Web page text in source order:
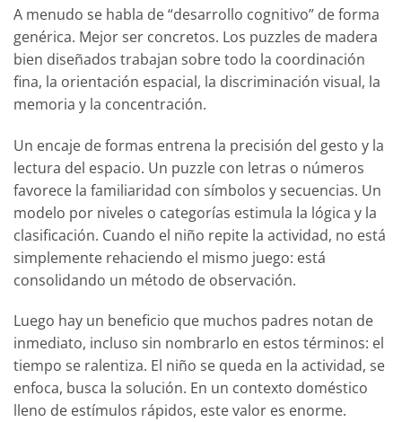
A menudo se habla de “desarrollo cognitivo” de forma
genérica. Mejor ser concretos. Los puzzles de madera
bien diseñados trabajan sobre todo la coordinación
fina, la orientación espacial, la discriminación visual, la
memoria y la concentración.
Un encaje de formas entrena la precisión del gesto y la
lectura del espacio. Un puzzle con letras o números
favorece la familiaridad con símbolos y secuencias. Un
modelo por niveles o categorías estimula la lógica y la
clasificación. Cuando el niño repite la actividad, no está
simplemente rehaciendo el mismo juego: está
consolidando un método de observación.
Luego hay un beneficio que muchos padres notan de
inmediato, incluso sin nombrarlo en estos términos: el
tiempo se ralentiza. El niño se queda en la actividad, se
enfoca, busca la solución. En un contexto doméstico
lleno de estímulos rápidos, este valor es enorme.